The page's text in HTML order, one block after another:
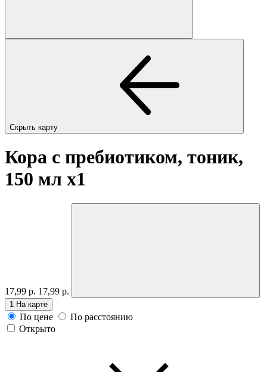
Скрыть карту
Кора с пребиотиком, тоник,
150 мл x1
17,99 р. 17,99 р.
1 На карте
По цене
По расстоянию
Открыто